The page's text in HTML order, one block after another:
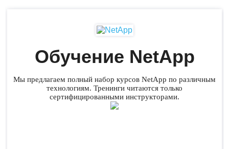
Обучение NetApp
Мы предлагаем полный набор курсов NetApp по различным
технологиям. Тренинги читаются только
сертифицированными инструкторами.